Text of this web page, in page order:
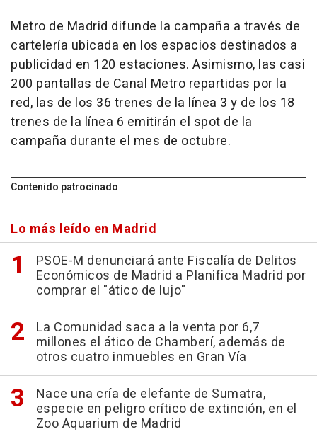
Metro de Madrid difunde la campaña a través de
cartelería ubicada en los espacios destinados a
publicidad en 120 estaciones. Asimismo, las casi
200 pantallas de Canal Metro repartidas por la
red, las de los 36 trenes de la línea 3 y de los 18
trenes de la línea 6 emitirán el spot de la
campaña durante el mes de octubre.
Contenido patrocinado
Lo más leído en Madrid
PSOE-M denunciará ante Fiscalía de Delitos
Económicos de Madrid a Planifica Madrid por
comprar el "ático de lujo"
La Comunidad saca a la venta por 6,7
millones el ático de Chamberí, además de
otros cuatro inmuebles en Gran Vía
Nace una cría de elefante de Sumatra,
especie en peligro crítico de extinción, en el
Zoo Aquarium de Madrid